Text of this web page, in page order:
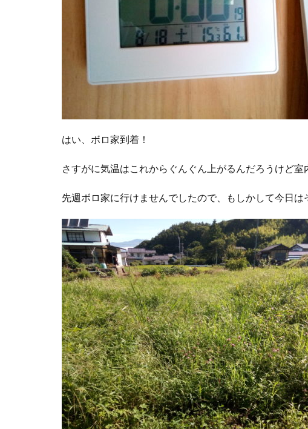
はい、ボロ家到着！
さすがに気温はこれからぐんぐん上がるんだろうけど室
先週ボロ家に行けませんでしたので、もしかして今日